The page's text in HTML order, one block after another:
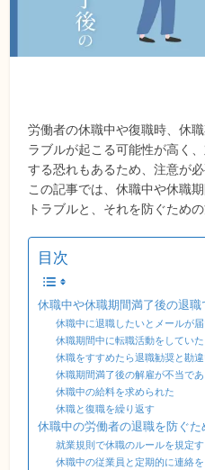
労働者の休職中や復職時、休
ラブルが起こる可能性が高く
する恐れもあるため、注意が必
この記事では、休職中や休職
トラブルと、それを防ぐため
目次
休職中や休職期間満了後の退
休職中に退職したいとメールが
休職期間中に転職活動をしていた
休職をすすめたら退職勧奨と勘
休職期間満了後の解雇が不当で
休職中の給料を求められた
休職と復職を繰り返す
休職中の労働者の退職を防ぐた
就業規則で休職のルールを規定
休職中の従業員と定期的に連絡